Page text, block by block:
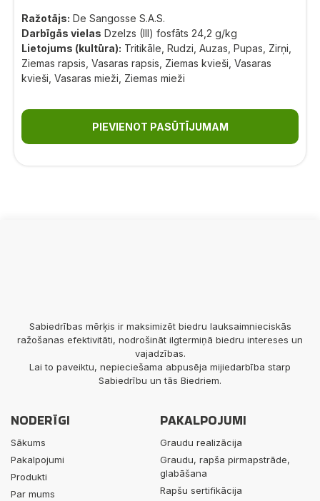
Ražotājs: De Sangosse S.A.S.
Darbīgās vielas Dzelzs (III) fosfāts 24,2 g/kg
Lietojums (kultūra): Tritikāle, Rudzi, Auzas, Pupas, Zirņi,
Ziemas rapsis, Vasaras rapsis, Ziemas kvieši, Vasaras
kvieši, Vasaras mieži, Ziemas mieži
PIEVIENOT PASŪTĪJUMAM
Sabiedrības mērķis ir maksimizēt biedru lauksaimnieciskās
ražošanas efektivitāti, nodrošināt ilgtermiņā biedru intereses un
vajadzības.
Lai to paveiktu, nepieciešama abpusēja mijiedarbība starp
Sabiedrību un tās Biedriem.
NODERĪGI
Sākums
Pakalpojumi
Produkti
Par mums
PAKALPOJUMI
Graudu realizācija
Graudu, rapša pirmapstrāde,
glabāšana
Rapšu sertifikācija